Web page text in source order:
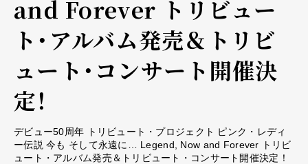
and Forever トリビュー
ト・アルバム発売＆トリビ
ュート・コンサート開催決
定！
デビュー50周年 トリビュート・プロジェクト ピンク・レディ
ー伝説 今も そして永遠に… Legend, Now and Forever トリビ
ュート・アルバム発売＆トリビュート・コンサート開催決定！